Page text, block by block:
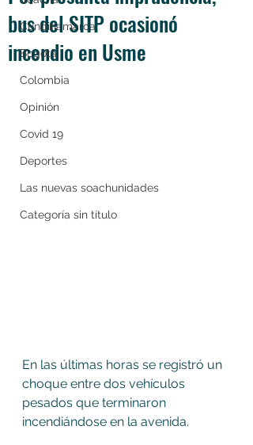
Cundinamarca
Bogotá
Colombia
Opinión
Covid 19
Deportes
Las nuevas soachunidades
Categoría sin título
bus del SITP ocasionó
incendio en Usme
En las últimas horas se registró un
choque entre dos vehículos
pesados que terminaron
incendiándose en la avenida.